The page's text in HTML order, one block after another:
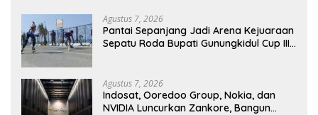
Agustus 7, 2026
Pantai Sepanjang Jadi Arena Kejuaraan
Sepatu Roda Bupati Gunungkidul Cup III
Agustus 7, 2026
Indosat, Ooredoo Group, Nokia, dan
NVIDIA Luncurkan Zankore, Bangun